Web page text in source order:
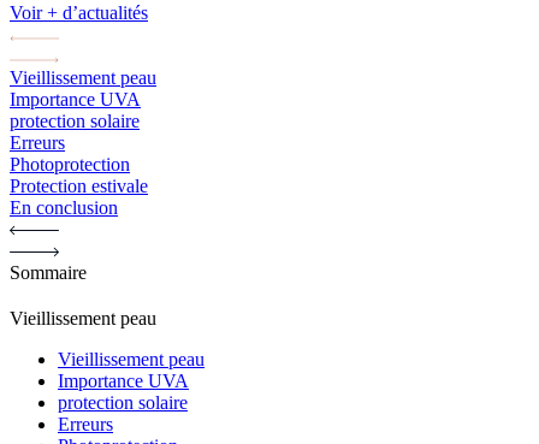
Voir + d’actualités
Vieillissement peau
Importance UVA
protection solaire
Erreurs
Photoprotection
Protection estivale
En conclusion
Sommaire
Vieillissement peau
Vieillissement peau
Importance UVA
protection solaire
Erreurs